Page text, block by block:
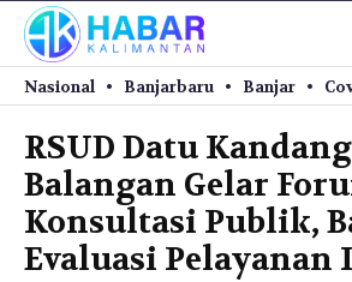
Nasional Banjarbaru Banjar
RSUD Datu
Balangan Gelar
Konsultasi Publik,
Evaluasi Pelayanan